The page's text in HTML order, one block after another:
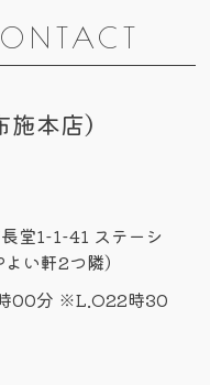
本店）
堂1-1-41 ステーシ
い軒2つ隣）
00分 ※L.O22時30